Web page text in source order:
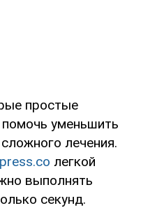
простые
уменьшить
лечения.
легкой
выполнять
секунд.